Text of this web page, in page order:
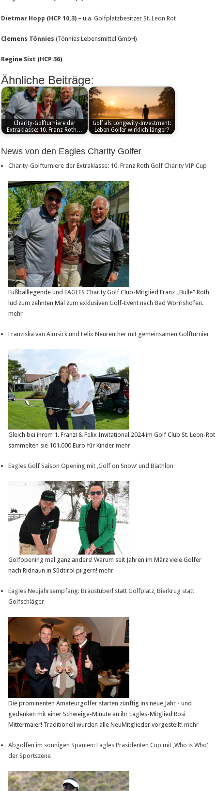
Dietmar Hopp (HCP 10,3) –u.a. GolfplatzbesitzerSt. Leon Rot
Clemens Tönnies (Tönnies Lebensmittel GmbH)
Regine Sixt (HCP 36)
Ähnliche Beiträge:
Charity-Golfturniere der
Extraklasse: 10. Franz Roth…
Golf als Longevity-Investment:
Leben Golfer wirklich länger?
News von den Eagles Charity Golfer
Charity-Golfturniere der Extraklasse: 10. Franz Roth Golf Charity VIP Cup
Fußballlegende und EAGLES Charity Golf Club-Mitglied Franz „Bulle“ Roth
lud zum zehnten Mal zum exklusiven Golf-Event nach Bad Wörrishofen.
mehr
Franziska van Almsick und Felix Neureuther mit gemeinsamen Golfturnier
Gleich bei ihrem 1. Franzi & Felix Invitational 2024 im Golf Club St. Leon-Rot
sammelten sie 101.000 Euro für Kindermehr
Eagles Golf Saison Opening mit ‚Golf on Snow‘ und Biathlon
Golfopening mal ganz anders! Warum seit Jahren im März viele Golfer
nach Ridnaun in Südtirol pilgern!mehr
Eagles Neujahrsempfang: Bräustüberl statt Golfplatz, Bierkrug statt
Golfschläger
Die prominenten Amateurgolfer starten zünftig ins neue Jahr - und
gedenken mit einer Schweige-Minute an ihr Eagles-Mitglied Rosi
Mittermaier! Traditionell wurden alle NeuMitglieder vorgestellt!mehr
Abgolfen im sonnigen Spanien: Eagles Präsidenten Cup mit ‚Who is Who‘
der Sportszene